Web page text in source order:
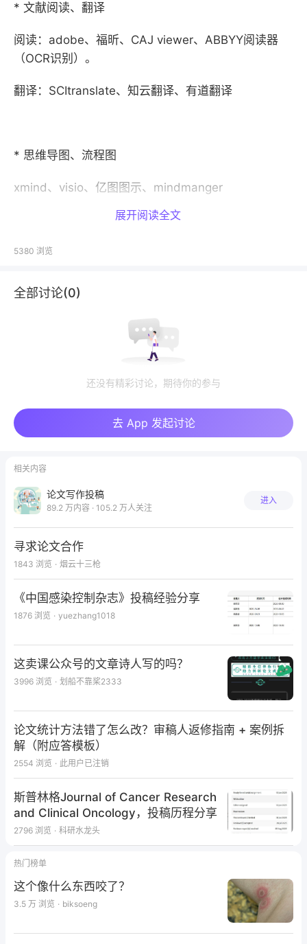
* 文献阅读、翻译
阅读：adobe、福昕、CAJ viewer、ABBYY阅读器
（OCR识别）。
翻译：SCItranslate、知云翻译、有道翻译
* 思维导图、流程图
xmind、visio、亿图图示、mindmanger
* 处理数据、作图、图片处理
r语言、SPSS、origin、sigmaplot、photoshop、
Adobe illustrator
abbreviations search、英文文章润色grammarly、截
图转文字
展开阅读全文
5380 浏览
全部讨论(0)
还没有精彩讨论，期待你的参与
去 App 发起讨论
相关内容
论文写作投稿
89.2 万内容 · 105.2 万人关注
进入
寻求论文合作
1843 浏览 · 烟云十三枪
《中国感染控制杂志》投稿经验分享
1876 浏览 · yuezhang1018
这卖课公众号的文章诗人写的吗？
3996 浏览 · 划船不靠桨2333
论文统计方法错了怎么改？审稿人返修指南 + 案例拆
解（附应答模板）
2554 浏览 · 此用户已注销
斯普林格Journal of Cancer Research
and Clinical Oncology，投稿历程分享
2796 浏览 · 科研水龙头
热门榜单
这个像什么东西咬了？
3.5 万 浏览 · biksoeng